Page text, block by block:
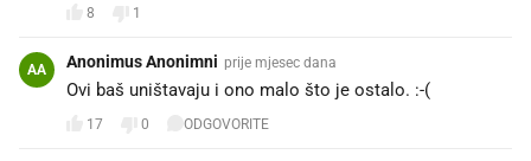
8 1
AA Anonimus Anonimni prije mjesec dana
Ovi baš uništavaju i ono malo što je ostalo. :-(
17 0 ODGOVORITE